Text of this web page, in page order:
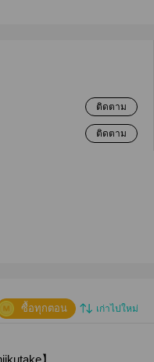
ติดตาม
ติดตาม
เก่าไปใหม่
ซื้อทุกตอน